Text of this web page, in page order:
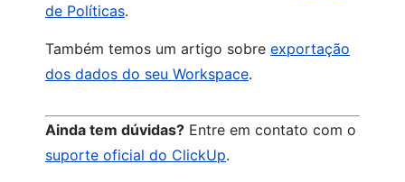
de Políticas.
Também temos um artigo sobre exportação
dos dados do seu Workspace.
Ainda tem dúvidas? Entre em contato com o
suporte oficial do ClickUp.